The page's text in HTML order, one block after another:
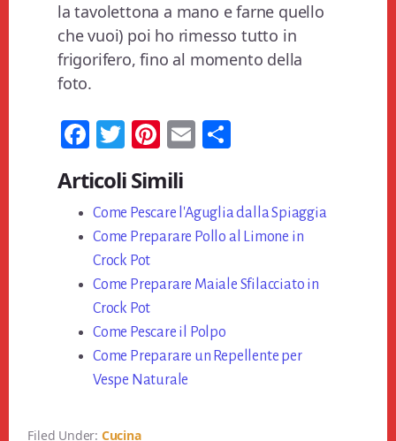
la tavolettona a mano e farne quello
che vuoi) poi ho rimesso tutto in
frigorifero, fino al momento della
foto.
Fa
bo
ok
T
tt
er
Pi
er
es
t
E
vi
di
Articoli Simili
Come Pescare l'Aguglia dalla Spiaggia
Come Preparare Pollo al Limone in
Crock Pot
Come Preparare Maiale Sfilacciato in
Crock Pot
Come Pescare il Polpo
Come Preparare un Repellente per
Vespe Naturale
Filed Under: Cucina